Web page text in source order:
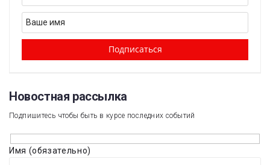
Новостная рассылка​
Подпишитесь чтобы быть в курсе последних событий
Имя (обязательно)